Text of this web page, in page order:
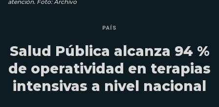
atención. Foto: Archivo
PAÍS
Salud Pública alcanza 94 %
de operatividad en terapias
intensivas a nivel nacional